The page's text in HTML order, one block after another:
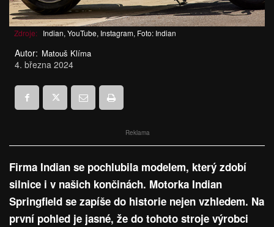
Zdroje: Indian, YouTube, Instagram, Foto: Indian
Autor: Matouš Klíma
4. března 2024
Reklama
Firma Indian se pochlubila modelem, který zdobí
silnice i v našich končinách. Motorka Indian
Springfield se zapíše do historie nejen vzhledem. Na
první pohled je jasné, že do tohoto stroje výrobci